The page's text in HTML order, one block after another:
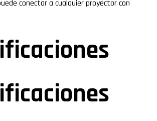
conectar a cualquier proyector con